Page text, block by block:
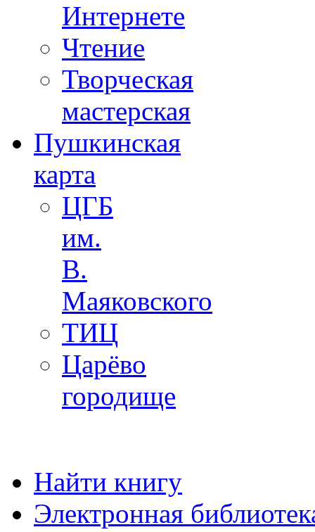
Интернете
Чтение
Творческая
мастерская
Пушкинская
карта
ЦГБ
им.
В.
Маяковского
ТИЦ
Царёво
городище
Найти книгу
Электронная